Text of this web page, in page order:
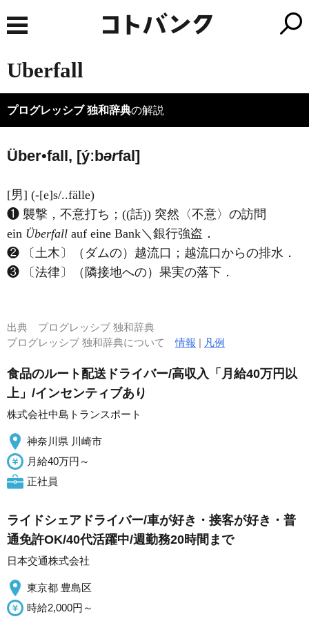
Uberfall
プログレッシブ 独和辞典の解説
Über•fall, [ýːbərfal]
[男] (-[e]s/..fälle)
❶ 襲撃，不意打ち；((話)) 突然〈不意〉の訪問
ein Überfall auf eine Bank＼銀行強盗．
❷ 〔土木〕（ダムの）越流口；越流口からの排水．
❸ 〔法律〕（隣接地への）果実の落下．
出典 プログレッシブ 独和辞典
プログレッシブ 独和辞典について情報 | 凡例
食品のルート配送ドライバー/高収入「月給40万円以
上」/インセンティブあり
株式会社中島トランスポート
神奈川県 川崎市
月給40万円～
正社員
ライドシェアドライバー/車が好き・接客が好き・普
通免許OK/40代活躍中/週勤務20時間まで
日本交通株式会社
東京都 豊島区
時給2,000円～